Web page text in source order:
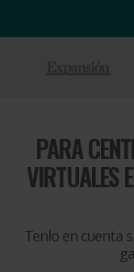
PARA
VIRTUALES
Tenlo en cuenta